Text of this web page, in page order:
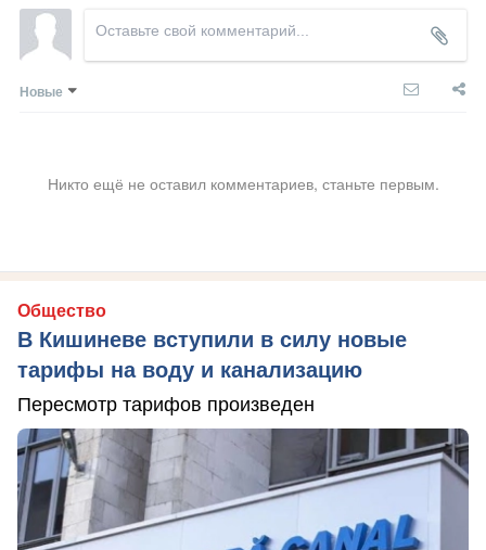
Новые
Никто ещё не оставил комментариев, станьте первым.
Общество
В Кишиневе вступили в силу новые
тарифы на воду и канализацию
Пересмотр тарифов произведен